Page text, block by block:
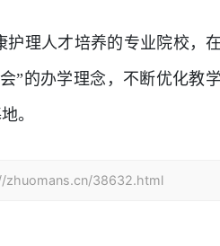
理人才培养的专业院校，
”的办学理念，不断优化教
。
zhuomans.cn/38632.html